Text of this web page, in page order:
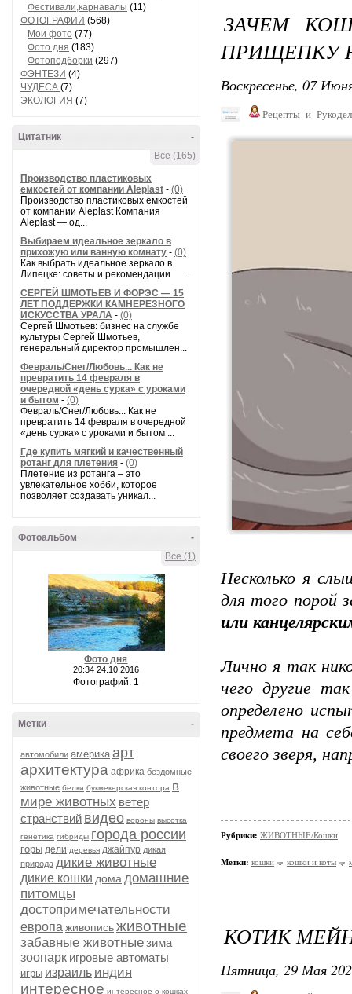
Фестивали,карнавалы (11)
ФОТОГРАФИИ (568)
Мои фото (77)
Фото дня (183)
Фотоподборки (297)
ФЭНТЕЗИ (4)
ЧУДЕСА (7)
ЭКОЛОГИЯ (7)
-
Цитатник
Все (165)
Производство пластиковых
емкостей от компании Aleplast - (0)
Производство пластиковых емкостей
от компании Aleplast Компания
Aleplast — од...
Выбираем идеальное зеркало в
прихожую или ванную комнату - (0)
Как выбрать идеальное зеркало в
Липецке: советы и рекомендации ...
СЕРГЕЙ ШМОТЬЕВ И ФОРЭС — 15
ЛЕТ ПОДДЕРЖКИ КАМНЕРЕЗНОГО
ИСКУССТВА УРАЛА - (0)
Сергей Шмотьев: бизнес на службе
культуры Сергей Шмотьев,
генеральный директор промышлен...
Февраль/Снег/Любовь... Как не
превратить 14 февраля в
очередной «день сурка» с уроками
и бытом - (0)
Февраль/Снег/Любовь... Как не
превратить 14 февраля в очередной
«день сурка» с уроками и бытом ...
Где купить мягкий и качественный
ротанг для плетения - (0)
Плетение из ротанга – это
увлекательное хобби, которое
позволяет создавать уникал...
-
Фотоальбом
Все (1)
Фото дня
20:34 24.10.2016
Фотографий: 1
-
Метки
автомобили америка арт
архитектура африка бездомные
животные белки букмекерская контора в
мире животных ветер
странствий видео вороны высотка
генетика гибриды города россии
горы дели деревья джайпур дикая
природа дикие животные
дикие кошки дома домашние
питомцы
достопримечательности
европа живописьживотные
забавные животныезима
зоопарк игровые автоматы
игры израиль индия
интересное интересное о кошках
ЗАЧЕМ
ПРИЩЕПКУ
Воскресенье, 07
Несколько я
для того
или
Лично я так
чего другие
определено
предмета на
своего зверя,
Рубрики: ЖИВОТНЫЕ/Кошки
Метки: кошки кошки и коты
КОТИК
Пятница, 29 Мая